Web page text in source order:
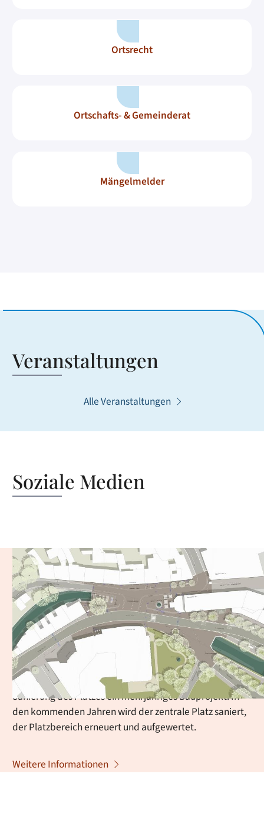
Ortsrecht
Ortschafts- & Gemeinderat
Mängelmelder
Veranstaltungen
Alle Veranstaltungen
Soziale Medien
Neugestaltung
Hindenburgplatz
Der Hindenburgplatz ist das westliche Eingangstor zur
Innenstadt und einer der wichtigsten
Verkehrsknotenpunkte der Stadt. Unter ihm fließt die
Oos – deshalb besteht der Platz auch aus zwei
Brückenbauwerken. Im Mai 2025 startete mit der
Sanierung des Platzes ein mehrjähriges Bauprojekt. In
den kommenden Jahren wird der zentrale Platz saniert,
der Platzbereich erneuert und aufgewertet.
Weitere Informationen